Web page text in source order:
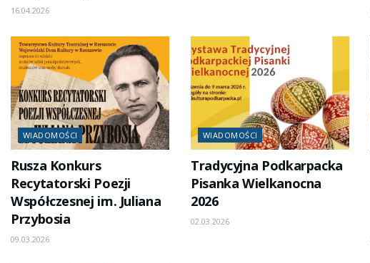
16.04.2026
WIADOMOŚCI
Rusza Konkurs
Recytatorski Poezji
Współczesnej im. Juliana
Przybosia
09.03.2026
WIADOMOŚCI
Tradycyjna Podkarpacka
Pisanka Wielkanocna
2026
02.03.2026